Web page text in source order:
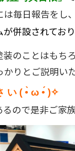
毎日報告をし
併設されてお
のことはもち
かりとご説明
い ( •̀ ω •́ )✧
るので是非ご家